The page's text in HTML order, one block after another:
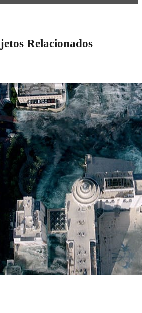
Relacionados